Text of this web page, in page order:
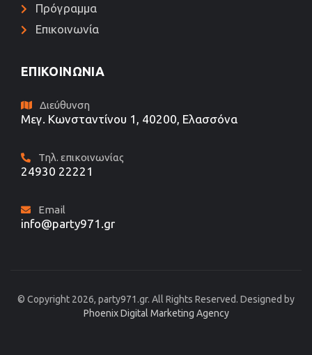
Πρόγραμμα
Επικοινωνία
ΕΠΙΚΟΙΝΩΝΊΑ
Διεύθυνση
Μεγ. Κωνσταντίνου 1, 40200, Ελασσόνα
Τηλ. επικοινωνίας
24930 22221
Email
info@party971.gr
© Copyright 2026, party971.gr. All Rights Reserved. Designed by
Phoenix Digital Marketing Agency